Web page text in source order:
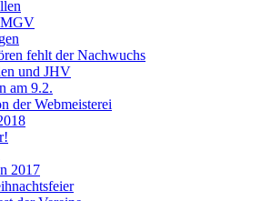
MGV
fehlt der Nachwuchs
und JHV
am 9.2.
der Webmeisterei
2017